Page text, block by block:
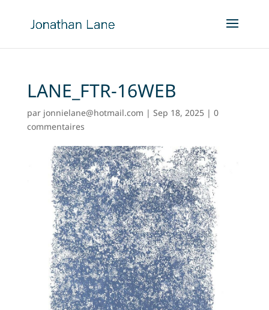
LANE_FTR-16WEB
par jonnielane@hotmail.com | Sep 18, 2025| 0
commentaires